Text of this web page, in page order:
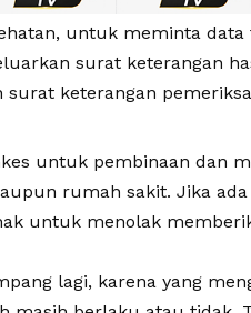
untuk meminta
surat keterangan
keterangan
untuk pembinaan dan
rumah sakit. Jika
untuk menolak
lagi, karena yang